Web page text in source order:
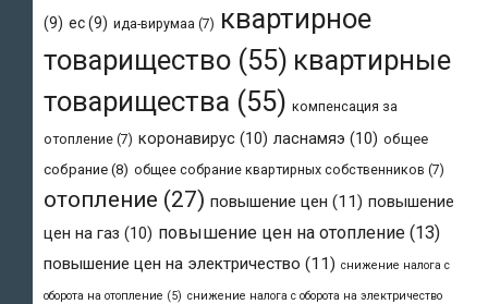
(9) ес(9) ида-вирумаа (7) квартирное
товарищество (55) квартирные
товарищества (55) компенсация за
отопление (7) коронавирус (10) ласнамяэ (10) общее
собрание (8) общее собрание квартирных собственников (7)
отопление (27) повышение цен (11) повышение
цен на газ (10) повышение цен на отопление (13)
повышение цен на электричество (11) снижение налога с
оборота на отопление (5) снижение налога с оборота на электричество